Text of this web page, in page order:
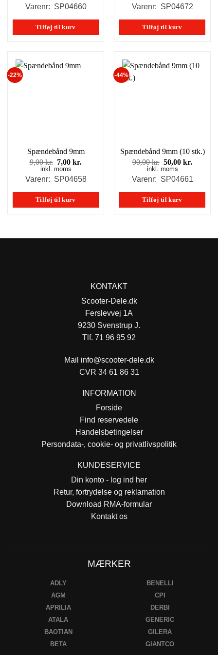
pris
90,00 kr..
pris
50,00 kr..
Varenr: SP04660
Tilføj til kurv
pris
80,00 kr..
pris
50,00
Varenr: SP04672
Tilføj til kurv
-22%
Spændebånd 9mm
9,00kr. Den
oprindelige
pris
9,00 kr..
7,00kr.
pris
7,00 kr..
inkl. moms
Varenr: SP04658
Tilføj til kurv
-44%
Spændebånd 9mm (10 stk.)
90,00kr. Den
oprindelige
pris
90,00 kr..
50,00kr.
50,00
inkl. moms
Varenr: SP04661
Tilføj til kurv
KONTAKT
Scooter-Dele.dk
Ferslevvej 1A
9230 Svenstrup J.
Tlf. 71 96 95 92
Mail info@scooter-dele.dk
CVR 34 61 86 31
INFORMATION
Forside
Find reservedele
Handelsbetingelser
Persondata-, cookie- og privatlivspolitik
KUNDESERVICE
Din konto - log ind her
Retur, fortrydelse og reklamation
Download RMA-formular
Kontakt os
MÆRKER
ADLY
AGM
APRILIA
ATALA
BAOTIAN
BETA
BENELLI
CPI
DERBI
GENERIC
GILERA
GIANTCO